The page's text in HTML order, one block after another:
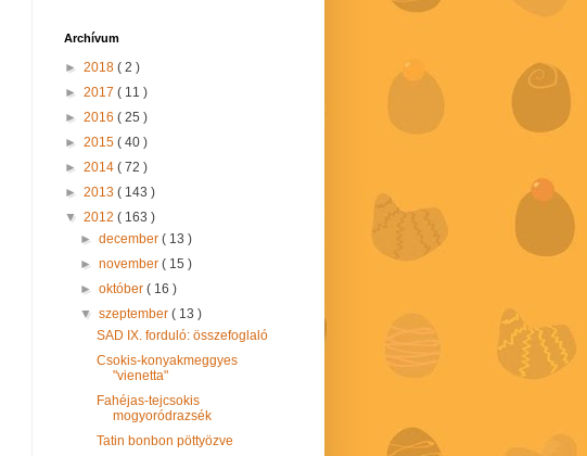
Archívum
► 2018 ( 2 )
► 2017 ( 11 )
► 2016 ( 25 )
► 2015 ( 40 )
► 2014 ( 72 )
► 2013 ( 143 )
▼ 2012 ( 163 )
►december( 13 )
►november( 15 )
►október( 16 )
▼szeptember( 13 )
SAD IX. forduló: összefoglaló
Csokis-konyakmeggyes
"vienetta"
Fahéjas-tejcsokis
mogyoródrazsék
Tatin bonbon pöttyözve